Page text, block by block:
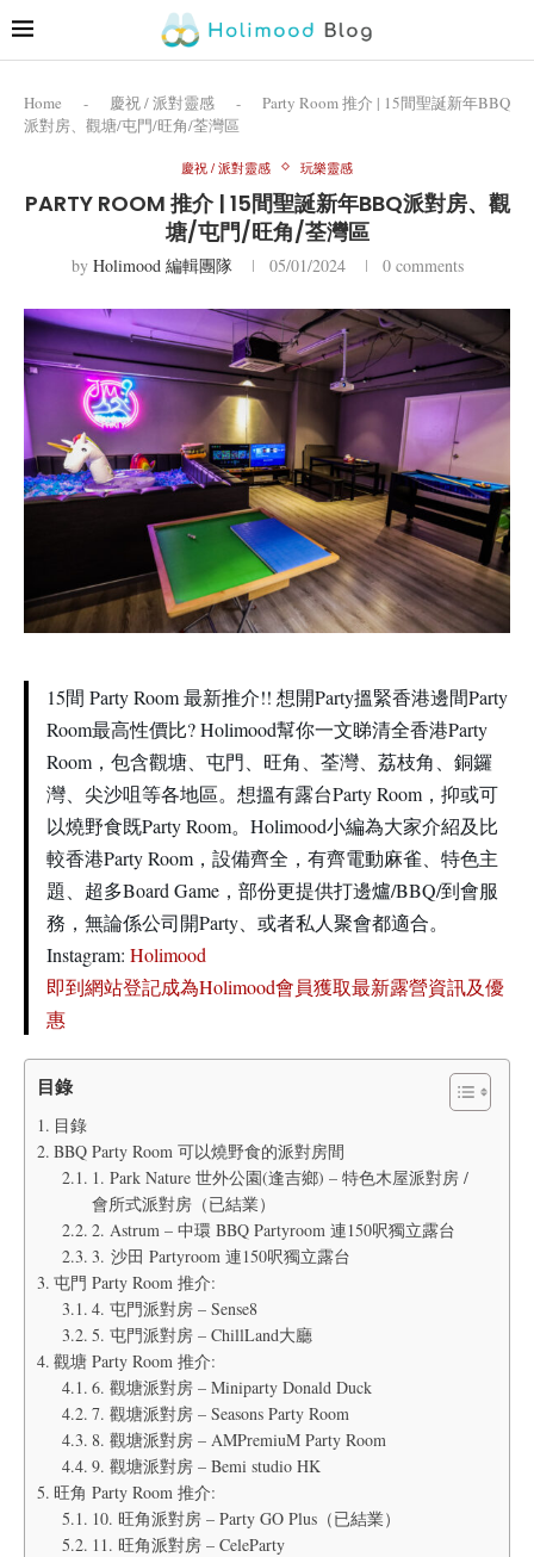
Home - 慶祝 / 派對靈感 -
Party Room 推介 | 15間聖誕新年BBQ
派對房、觀塘/屯門/旺角/荃灣區
慶祝 / 派對靈感 玩樂靈感
PARTY ROOM 推介 | 15間聖誕新年BBQ派對房、觀
塘/屯門/旺角/荃灣區
by Holimood 編輯團隊 05/01/2024 0 comments
15間 Party Room 最新推介!! 想開Party搵緊香港邊間Party
Room最高性價比? Holimood幫你一文睇清全香港Party
Room，包含觀塘、屯門、旺角、荃灣、荔枝角、銅鑼
灣、尖沙咀等各地區。想搵有露台Party Room，抑或可
以燒野食既Party Room。Holimood小編為大家介紹及比
較香港Party Room，設備齊全，有齊電動麻雀、特色主
題、超多Board Game，部份更提供打邊爐/BBQ/到會服
務，無論係公司開Party、或者私人聚會都適合。
Instagram: Holimood
即到網站登記成為Holimood會員獲取最新露營資訊及優
惠
目錄
目錄
BBQ Party Room 可以燒野食的派對房間
1. Park Nature 世外公園(逢吉鄉) – 特色木屋派對房 /
會所式派對房（已結業）
2. Astrum – 中環 BBQ Partyroom 連150呎獨立露台
3. 沙田 Partyroom 連150呎獨立露台
屯門 Party Room 推介:
4. 屯門派對房 – Sense8
5. 屯門派對房 – ChillLand大廳
觀塘 Party Room 推介:
6. 觀塘派對房 – Miniparty Donald Duck
7. 觀塘派對房 – Seasons Party Room
8. 觀塘派對房 – AMPremiuM Party Room
9. 觀塘派對房 – Bemi studio HK
旺角 Party Room 推介:
10. 旺角派對房 – Party GO Plus（已結業）
11. 旺角派對房 – CeleParty